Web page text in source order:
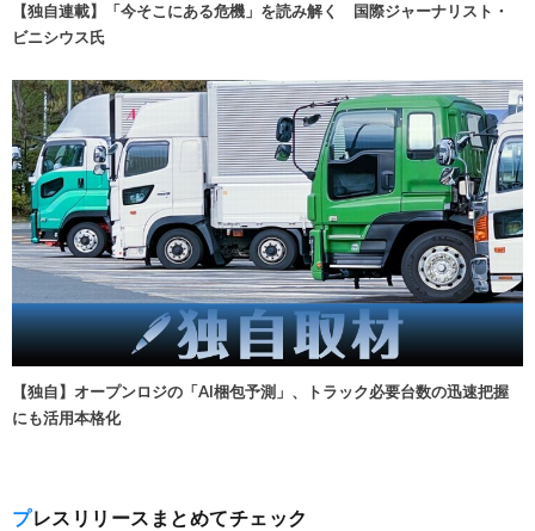
【独自連載】「今そこにある危機」を読み解く 国際ジャーナリスト・
ビニシウス氏
【独自】オープンロジの「AI梱包予測」、トラック必要台数の迅速把握
にも活用本格化
プレスリリースまとめてチェック